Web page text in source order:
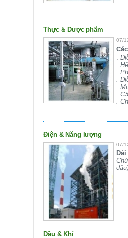
Thực & Dược phẩm
07/
.
.
.
.
.
.
.
Điện & Năng lượng
07/
Dầu & Khí